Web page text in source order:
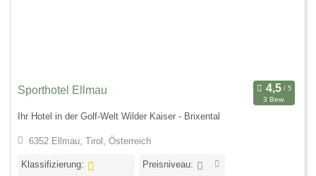
Sporthotel Ellmau
3 Bew.
Ihr Hotel in der Golf-Welt Wilder Kaiser - Brixental
6352 Ellmau, Tirol, Österreich
Klassifizierung: Preisniveau: